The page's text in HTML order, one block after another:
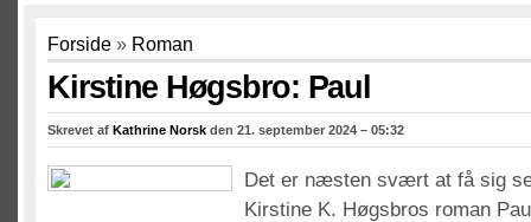
Forside » Roman
Kirstine Høgsbro: Paul
Skrevet af Kathrine Norsk den 21. september 2024 – 05:32
Det er næsten svært at få sig
Kirstine K. Høgsbros roman